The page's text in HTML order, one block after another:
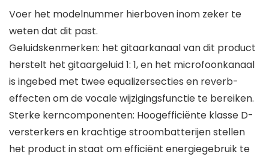
Voer het modelnummer hierboven inom zeker te
weten dat dit past.
Geluidskenmerken: het gitaarkanaal van dit product
herstelt het gitaargeluid 1: 1, en het microfoonkanaal
is ingebed met twee equalizersecties en reverb-
effecten om de vocale wijzigingsfunctie te bereiken.
Sterke kerncomponenten: Hoogefficiënte klasse D-
versterkers en krachtige stroombatterijen stellen
het product in staat om efficiënt energiegebruik te